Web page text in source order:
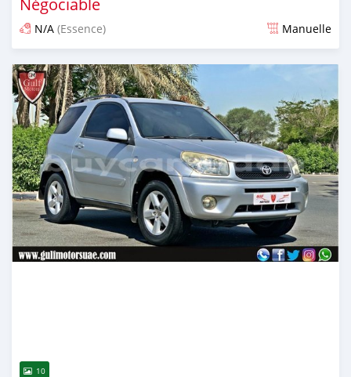
Négociable
N/A (Essence) Manuelle
Publié il y a presque 6 ans
10